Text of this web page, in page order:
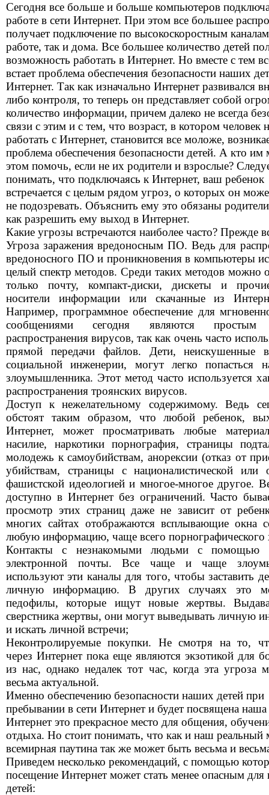
Сегодня все больше и больше компьютеров
работе в сети Интернет. При этом все большее
получает подключение по высокоскоростным
работе, так и дома. Все большее количество детей
возможность работать в Интернет. Но вместе с тем
встает проблема обеспечения безопасности наших
Интернет. Так как изначально Интернет развивался
либо контроля, то теперь он представляет собой
количество информации, причем далеко не всегда
связи с этим и с тем, что возраст, в котором человек
работать с Интернет, становится все моложе,
проблема обеспечения безопасности детей. А кто им
этом помочь, если не их родители и взрослые?
понимать, что подключаясь к Интернет, ваш ребенок
встречается с целым рядом угроз, о которых он
не подозревать. Объяснить ему это обязаны
как разрешить ему выход в Интернет.
Какие угрозы встречаются наиболее часто? Прежде
Угроза заражения вредоносным ПО. Ведь для
вредоносного ПО и проникновения в компьютеры
целый спектр методов. Среди таких методов можно
только почту, компакт-диски, дискеты и
носители информации или скачанные из
Например, программное обеспечение для
сообщениями сегодня являются простым
распространения вирусов, так как очень часто
прямой передачи файлов. Дети, неискушенные
социальной инженерии, могут легко попасться
злоумышленника. Этот метод часто используется
распространения троянских вирусов.
Доступ к нежелательному содержимому. Ведь
обстоят таким образом, что любой ребенок,
Интернет, может просматривать любые
насилие, наркотики порнография, страницы
молодежь к самоубийствам, анорексии (отказ от
убийствам, страницы с националистической или
фашистской идеологией и многое-многое другое.
доступно в Интернет без ограничений. Часто
просмотр этих страниц даже не зависит от
многих сайтах отображаются всплывающие окна
любую информацию, чаще всего порнографического
Контакты с незнакомыми людьми с помощью
электронной почты. Все чаще и чаще
используют эти каналы для того, чтобы заставить
личную информацию. В других случаях это
педофилы, которые ищут новые жертвы.
сверстника жертвы, они могут выведывать личную
и искать личной встречи;
Неконтролируемые покупки. Не смотря на то,
через Интернет пока еще являются экзотикой для
из нас, однако недалек тот час, когда эта угроза
весьма актуальной.
Именно обеспечению безопасности наших детей при
пребывании в сети Интернет и будет посвящена наша
Интернет это прекрасное место для общения,
отдыха. Но стоит понимать, что как и наш реальный
всемирная паутина так же может быть весьма и
Приведем несколько рекомендаций, с помощью
посещение Интернет может стать менее опасным
детей: